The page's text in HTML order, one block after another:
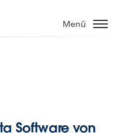
Menü
Software von